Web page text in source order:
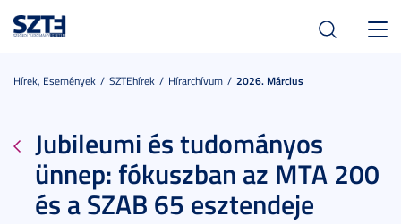
Hírek, Események SZTEhírek Hírarchívum 2026. Március
Jubileumi és tudományos
ünnep: fókuszban az MTA 200
és a SZAB 65 esztendeje